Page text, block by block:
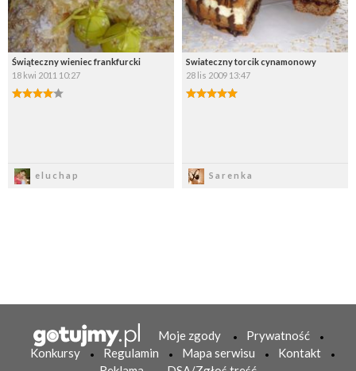
Świąteczny wieniec frankfurcki
18 kwi 2011 10:27
eluchap
Swiateczny torcik cynamonowy
28 lis 2009 13:47
Sarenka
Moje zgody
Prywatność
Konkursy
Regulamin Mapa serwisu
Kontakt